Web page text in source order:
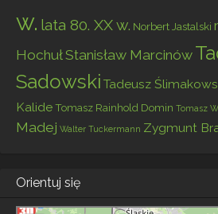
w. lata 80. XX w. Norbert Jastalski
HochułStanisław Marcinów
Sadowski Tadeusz
KalideTomasz Rainhold Domin Tomasz
Madej Walter Tuckermann Zygmunt
Orientuj się